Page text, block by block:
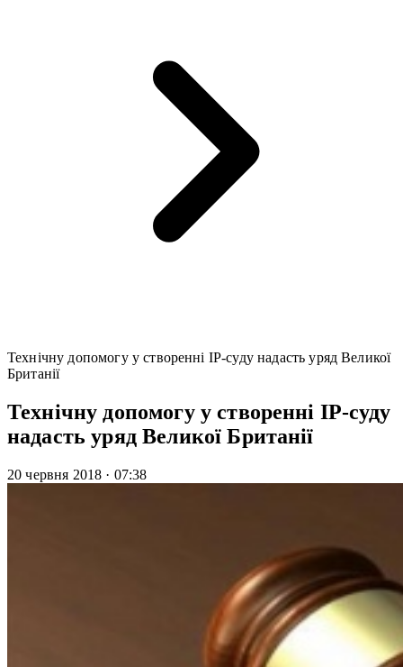
Технічну допомогу у створенні ІР-суду надасть уряд Великої
Британії
Технічну допомогу у створенні ІР-суду
надасть уряд Великої Британії
20 червня 2018 · 07:38